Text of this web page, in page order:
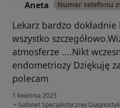
Aneta Numer telefonu
Lekarz bardzo
wszystko
atmosferze ....Nikt
endometriozy Dziękuję
polecam
1 kwietnia 2025
• Gabinet Specjalistycznej